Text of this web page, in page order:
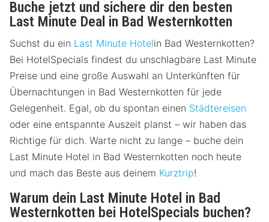
Buche jetzt und sichere dir den besten
Last Minute Deal in Bad Westernkotten
Suchst du ein Last Minute Hotelin Bad Westernkotten?
Bei HotelSpecials findest du unschlagbare Last Minute
Preise und eine große Auswahl an Unterkünften für
Übernachtungen in Bad Westernkotten für jede
Gelegenheit. Egal, ob du spontan einen Städtereisen
oder eine entspannte Auszeit planst – wir haben das
Richtige für dich. Warte nicht zu lange – buche dein
Last Minute Hotel in Bad Westernkotten noch heute
und mach das Beste aus deinem Kurztrip!
Warum dein Last Minute Hotel in Bad
Westernkotten bei HotelSpecials buchen?